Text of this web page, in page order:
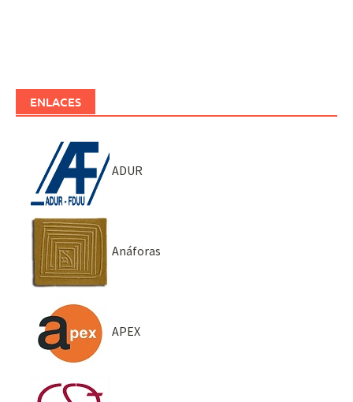
ENLACES
ADUR
Anáforas
APEX